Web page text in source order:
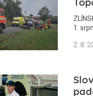
1.
2. 8.